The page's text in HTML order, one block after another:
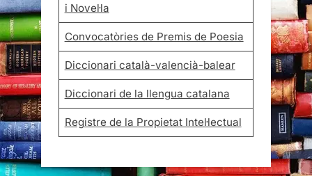
i Novel·la
Convocatòries de Premis de Poesia
Diccionari català-valencià-balear
Diccionari de la llengua catalana
Registre de la Propietat Intel·lectual